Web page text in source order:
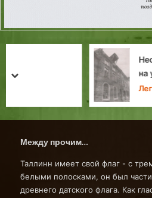
Неожиданная
на улице Сауна
Легенды и загадки
prev
next
Между прочим…
Таллинн имеет свой флаг - с
белыми полосками, он был
древнего датского флага. Как